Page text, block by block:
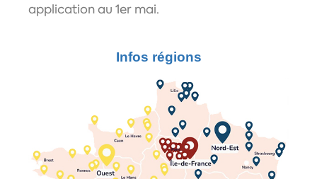
application au 1er mai.
Infos régions